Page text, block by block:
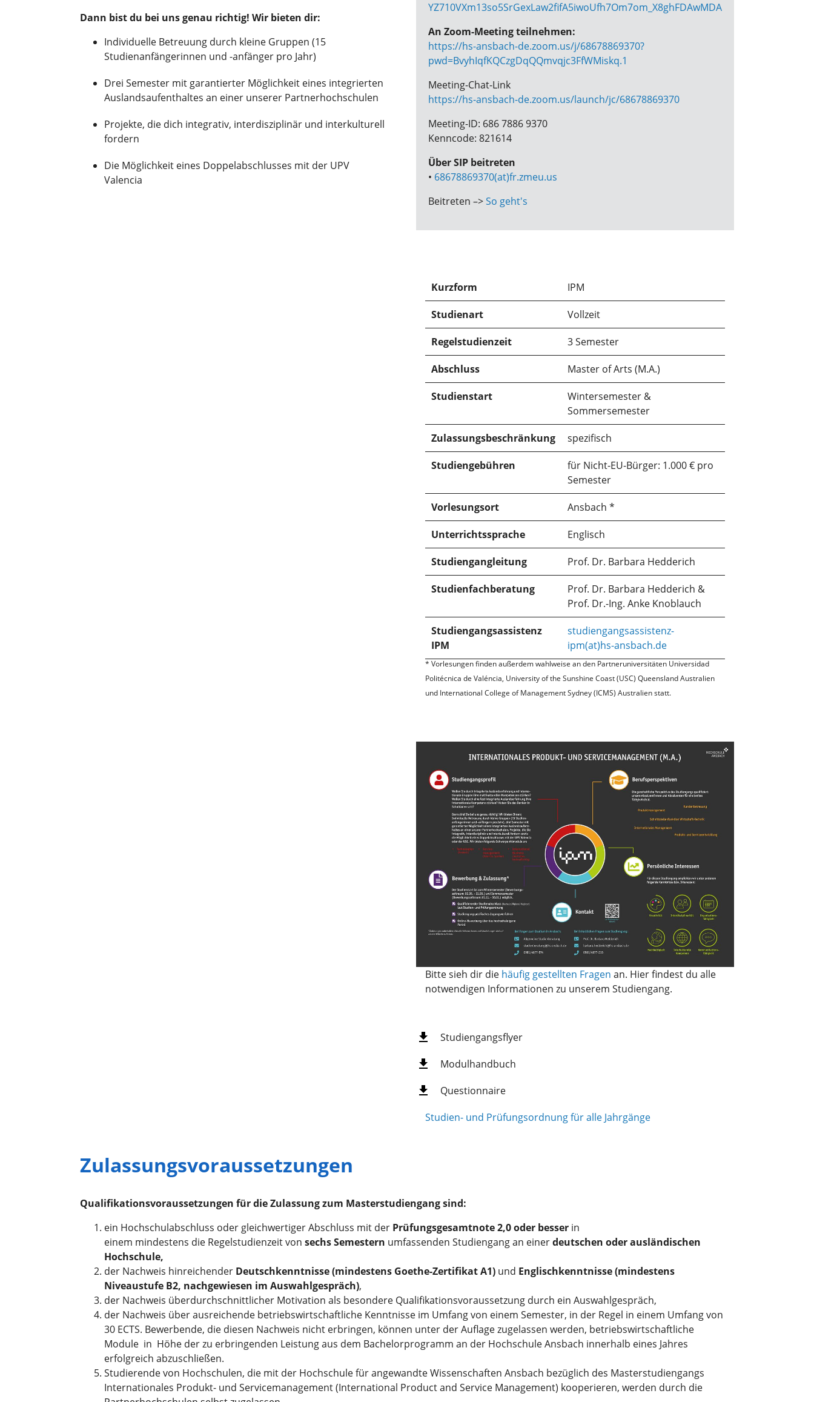
Dann bist du bei uns genau richtig! Wir bieten dir:
Individuelle Betreuung durch kleine Gruppen (15
Studienanfängerinnen und -anfänger pro Jahr)
Drei Semester mit garantierter Möglichkeit eines integrierten
Auslandsaufenthaltes an einer unserer Partnerhochschulen
Projekte, die dich integrativ, interdisziplinär und interkulturell
fordern
Die Möglichkeit eines Doppelabschlusses mit der UPV
Valencia
An Zoom-Meeting teilnehmen:
https://hs-ansbach-de.zoom.us/j/68678869370?
pwd=BvyhIqfKQCzgDqQQmvqjc3FfWMiskq.1
Meeting-Chat-Link
https://hs-ansbach-de.zoom.us/launch/jc/68678869370
Meeting-ID: 686 7886 9370
Kenncode: 821614
Über SIP beitreten
• 68678869370(at)fr.zmeu.us
Beitreten –>So geht's
Kurzform IPM
Studienart Vollzeit
Regelstudienzeit 3 Semester
Abschluss Master of Arts (M.A.)
Studienstart
Wintersemester &
Sommersemester
Zulassungsbeschränkung spezifisch
Studiengebühren
für Nicht-EU-Bürger: 1.000 € pro
Semester
Vorlesungsort Ansbach *
Unterrichtssprache Englisch
Studiengangleitung Prof. Dr. Barbara Hedderich
Studienfachberatung
Prof. Dr. Barbara Hedderich &
Prof. Dr.-Ing. Anke Knoblauch
Studiengangsassistenz
IPM
studiengangsassistenz-
ipm(at)hs-ansbach.de
* Vorlesungen finden außerdem wahlweise an den Partneruniversitäten Universidad
Politécnica de Valéncia, University of the Sunshine Coast (USC) Queensland Australien
und International College of Management Sydney (ICMS) Australien statt.
Bitte sieh dir die häufig gestellten Fragen an. Hier findest du alle
notwendigen Informationen zu unserem Studiengang.
Studiengangsflyer
Modulhandbuch
Questionnaire
Studien- und Prüfungsordnung für alle Jahrgänge
Zulassungsvoraussetzungen
Qualifikationsvoraussetzungen für die Zulassung zum Masterstudiengang sind:
ein Hochschulabschluss oder gleichwertiger Abschluss mit der Prüfungsgesamtnote 2,0 oder besser in
einem mindestens die Regelstudienzeit von sechs Semestern umfassenden Studiengang an einerdeutschen oder ausländischen
Hochschule,
der Nachweis hinreichender Deutschkenntnisse (mindestens Goethe-Zertifikat A1) und Englischkenntnisse (mindestens
Niveaustufe B2, nachgewiesen im Auswahlgespräch),
der Nachweis überdurchschnittlicher Motivation als besondere Qualifikationsvoraussetzung durch ein Auswahlgespräch,
der Nachweis über ausreichende betriebswirtschaftliche Kenntnisse im Umfang von einem Semester, in der Regel in einem Umfang von
30 ECTS. Bewerbende, die diesen Nachweis nicht erbringen, können unter der Auflage zugelassen werden, betriebswirtschaftliche
Module in Höhe der zu erbringenden Leistung aus dem Bachelorprogramm an der Hochschule Ansbach innerhalb eines Jahres
erfolgreich abzuschließen.
Studierende von Hochschulen, die mit der Hochschule für angewandte Wissenschaften Ansbach bezüglich des Masterstudiengangs
Internationales Produkt- und Servicemanagement (International Product and Service Management) kooperieren, werden durch die